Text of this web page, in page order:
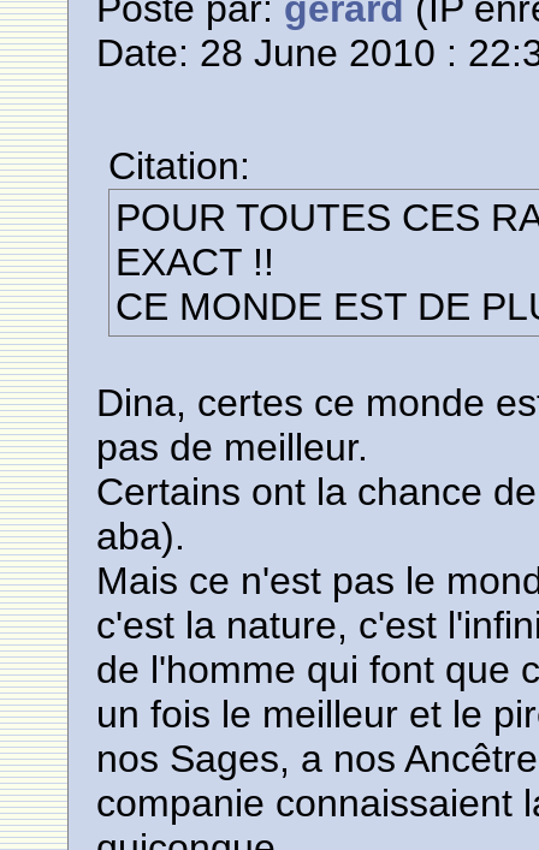
Date: 28 June 2010 :
Citation:
POUR TOUTES CES
EXACT !!
CE MONDE EST DE
Dina, certes ce monde
pas de meilleur.
Certains ont la chance
aba).
Mais ce n'est pas le
c'est la nature, c'est
de l'homme qui font que
un fois le meilleur et le
nos Sages, a nos
companie connaissaient